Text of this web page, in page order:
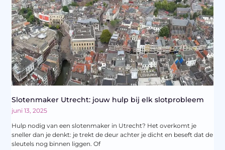
Slotenmaker Utrecht: jouw hulp bij elk slotprobleem
juni 13, 2025
Hulp nodig van een slotenmaker in Utrecht? Het overkomt je
sneller dan je denkt: je trekt de deur achter je dicht en beseft dat de
sleutels nog binnen liggen. Of